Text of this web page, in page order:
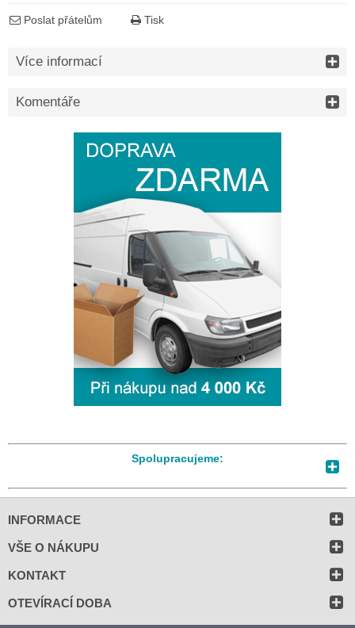
Poslat přátelům Tisk
Více informací
Komentáře
Spolupracujeme:
INFORMACE
VŠE O NÁKUPU
KONTAKT
OTEVÍRACÍ DOBA